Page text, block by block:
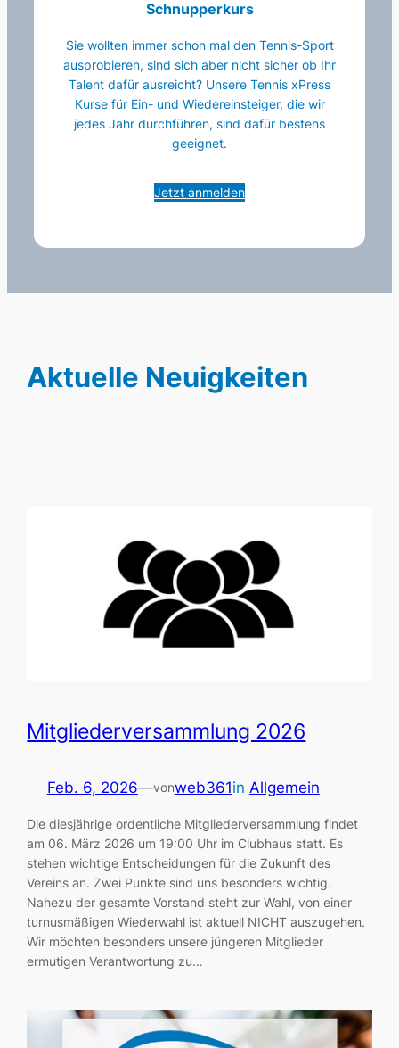
Schnupperkurs
Sie wollten immer schon mal den Tennis-Sport
ausprobieren, sind sich aber nicht sicher ob Ihr
Talent dafür ausreicht? Unsere Tennis xPress
Kurse für Ein- und Wiedereinsteiger, die wir
jedes Jahr durchführen, sind dafür bestens
geeignet.
Jetzt anmelden
Aktuelle Neuigkeiten
Mitgliederversammlung 2026
Feb. 6, 2026—vonweb361in Allgemein
Die diesjährige ordentliche Mitgliederversammlung findet
am 06. März 2026 um 19:00 Uhr im Clubhaus statt. Es
stehen wichtige Entscheidungen für die Zukunft des
Vereins an. Zwei Punkte sind uns besonders wichtig.
Nahezu der gesamte Vorstand steht zur Wahl, von einer
turnusmäßigen Wiederwahl ist aktuell NICHT auszugehen.
Wir möchten besonders unsere jüngeren Mitglieder
ermutigen Verantwortung zu…